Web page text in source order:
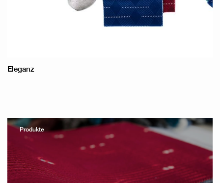
Eleganz
Produkte